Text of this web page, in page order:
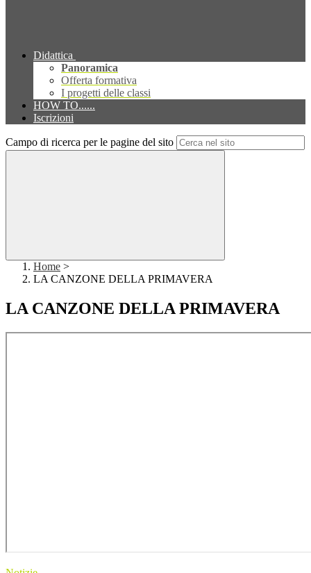
Didattica
Panoramica
Offerta formativa
I progetti delle classi
HOW TO......
Iscrizioni
Campo di ricerca per le pagine del sito
Home >
LA CANZONE DELLA PRIMAVERA
LA CANZONE DELLA PRIMAVERA